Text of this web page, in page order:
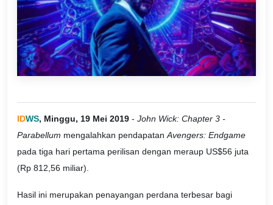
IDWS, Minggu, 19 Mei 2019 - John Wick: Chapter 3 -
Parabellum mengalahkan pendapatan Avengers: Endgame
pada tiga hari pertama perilisan dengan meraup US$56 juta
(Rp 812,56 miliar).
Hasil ini merupakan penayangan perdana terbesar bagi